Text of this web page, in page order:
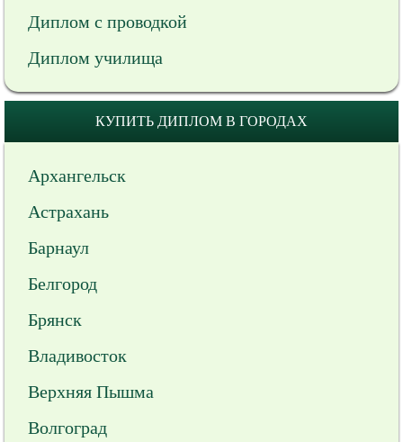
Диплом с проводкой
Диплом училища
КУПИТЬ ДИПЛОМ В ГОРОДАХ
Архангельск
Астрахань
Барнаул
Белгород
Брянск
Владивосток
Верхняя Пышма
Волгоград